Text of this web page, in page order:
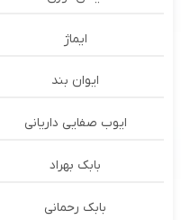
ایماژ
ایوان بند
ایوب صفایی داریانی
بابک بهراد
بابک رحمانی